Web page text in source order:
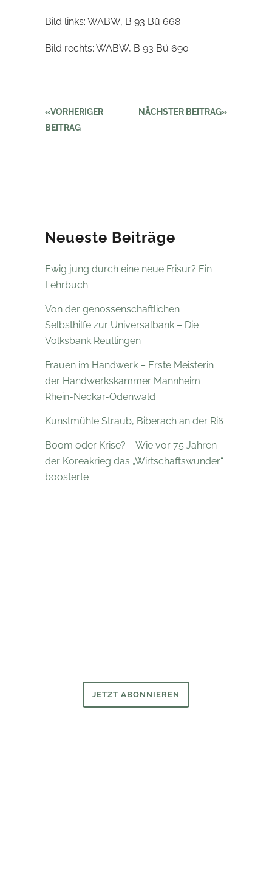
Bild links: WABW, B 93 Bü 668
Bild rechts: WABW, B 93 Bü 690
VORHERIGER
BEITRAG
NÄCHSTER BEITRAG
Neueste Beiträge
Ewig jung durch eine neue Frisur? Ein
Lehrbuch
Von der genossenschaftlichen
Selbsthilfe zur Universalbank – Die
Volksbank Reutlingen
Frauen im Handwerk – Erste Meisterin
der Handwerkskammer Mannheim
Rhein-Neckar-Odenwald
Kunstmühle Straub, Biberach an der Riß
Boom oder Krise? – Wie vor 75 Jahren
der Koreakrieg das „Wirtschaftswunder“
boosterte
JETZT ABONNIEREN